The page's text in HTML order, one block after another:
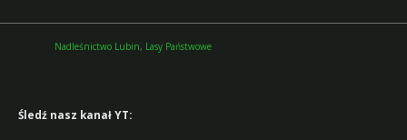
Nadleśnictwo Lubin, Lasy Państwowe
Śledź nasz kanał YT: